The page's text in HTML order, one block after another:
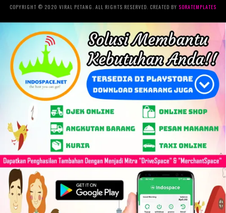
COPYRIGHT © 2020 VIRAL PETANG. ALL RIGHTS RESERVED. CREATED BY SORATEMPLATES